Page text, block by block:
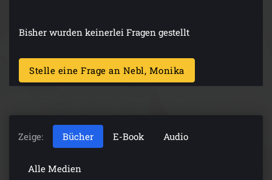
Bisher wurden keinerlei Fragen gestellt
Stelle eine Frage an Nebl, Monika
Zeige: Bücher E-Book Audio
Alle Medien